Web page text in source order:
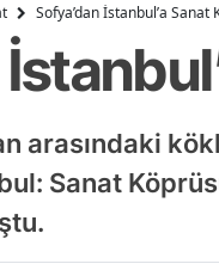
Sofya’dan İstanbul’a Sanat
arasındaki
Sanat